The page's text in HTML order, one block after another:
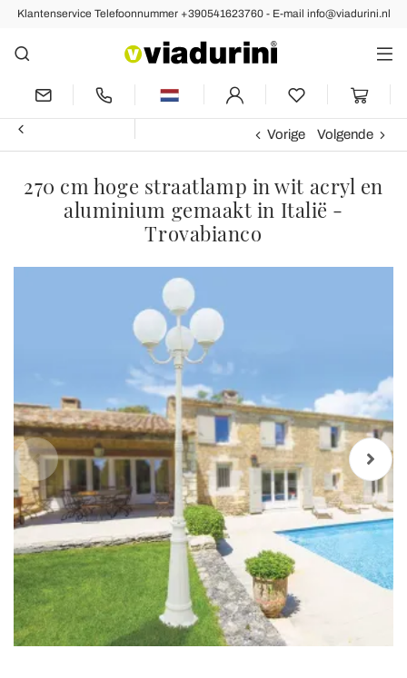
Klantenservice Telefoonnummer +390541623760 - E-mail info@viadurini.nl
Vorige Volgende
270 cm hoge straatlamp in wit acryl en
aluminium gemaakt in Italië -
Trovabianco